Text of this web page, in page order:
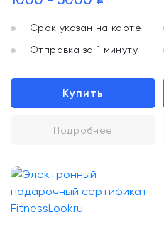
Срок указан на карте
Отправка за 1 минуту
Купить
Подробнее